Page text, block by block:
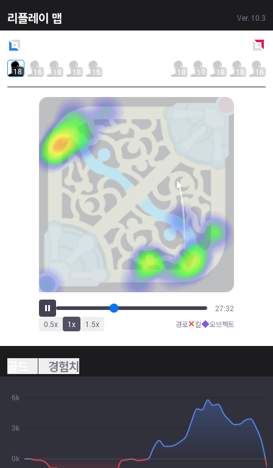
리플레이 맵 Ver. 10.3
18 16 18 18 15 18 17 18 18 16
29:14
0.5x 1x 1.5x 경로✕킬◆오브젝트
경험치
0k
3k
6k